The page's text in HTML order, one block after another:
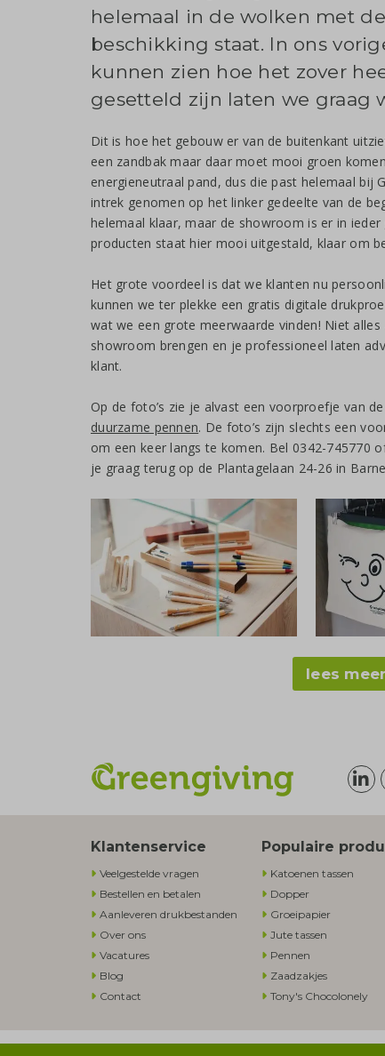
helemaal in de wolken met
beschikking staat. In ons
kunnen zien hoe het zover
gesetteld zijn laten we graag
Dit is hoe het gebouw er van de buitenkant
een zandbak maar daar moet mooi groen
energieneutraal pand, dus die past helemaal bij
intrek genomen op het linker gedeelte van de
helemaal klaar, maar de showroom is er in ieder
producten staat hier mooi uitgestald, klaar om
Het grote voordeel is dat we klanten nu
kunnen we ter plekke een gratis digitale
wat we een grote meerwaarde vinden! Niet
showroom brengen en je professioneel laten
klant.
Op de foto’s zie je alvast een voorproefje van
duurzame pennen. De foto’s zijn slechts een
om een keer langs te komen. Bel 0342-745770
je graag terug op de Plantagelaan 24-26 in
lees
Klantenservice
Veelgestelde vragen
Bestellen en betalen
Aanleveren drukbestanden
Over ons
Vacatures
Blog
Contact
Populaire
Katoenen tassen
Dopper
Groeipapier
Jute tassen
Pennen
Zaadzakjes
Tony's Chocolonely